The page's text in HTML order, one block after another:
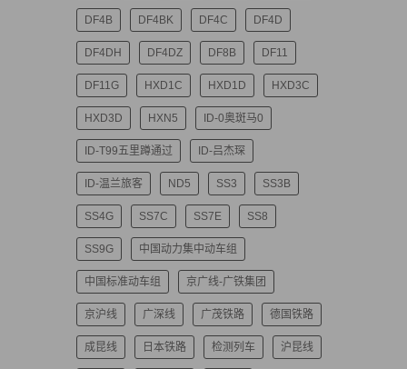
DF4B DF4BK DF4C DF4D
DF4DH DF4DZ DF8B DF11
DF11G HXD1C HXD1D HXD3C
HXD3D HXN5 ID-0奥斑马0
ID-T99五里蹲通过 ID-吕杰琛
ID-温兰旅客 ND5 SS3 SS3B
SS4G SS7C SS7E SS8
SS9G 中国动力集中动车组
中国标准动车组 京广线-广铁集团
京沪线 广深线 广茂铁路 德国铁路
成昆线 日本铁路 检测列车 沪昆线